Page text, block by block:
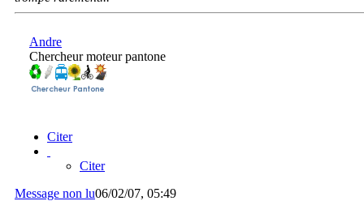
Andre
Chercheur moteur pantone
Citer
Citer
Message non lu06/02/07, 05:49